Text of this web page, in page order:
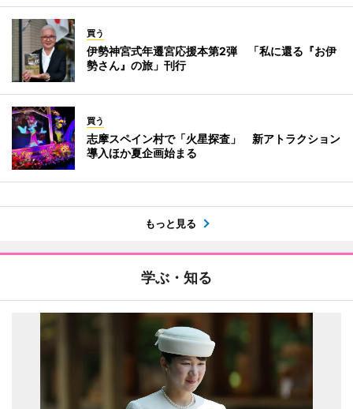
買う
伊勢神宮式年遷宮応援本第2弾 「私に還る『お伊
勢さん』の旅」刊行
買う
志摩スペイン村で「火星探査」 新アトラクション
導入ほか夏企画始まる
もっと見る
学ぶ・知る